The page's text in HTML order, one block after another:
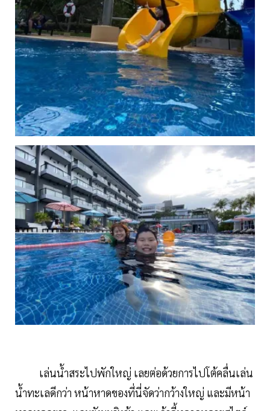
เล่นน้ำสระไปพักใหญ่ เลยต่อด้วยการไปโต้คลื่นเล่น
น้ำทะเลดีกว่า หน้าหาดของที่นี่จัดว่ากว้างใหญ่ และมีหน้า